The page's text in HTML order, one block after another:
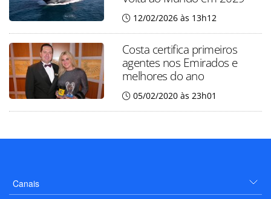
12/02/2026 às 13h12
Costa certifica primeiros
agentes nos Emirados e
melhores do ano
05/02/2020 às 23h01
Canais